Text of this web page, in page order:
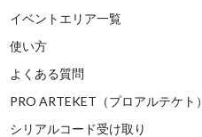
イベントエリア一覧
使い方
よくある質問
PRO ARTEKET（プロアルテケト）
シリアルコード受け取り